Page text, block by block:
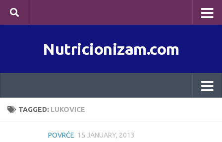
Skip to content
Nutricionizam.com
TAGGED: LUKOVICE
POVRĆE 15 JANUARY, 2013